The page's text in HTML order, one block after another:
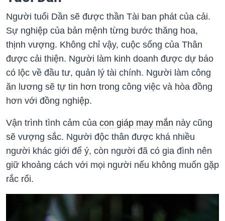
Người tuổi Dần sẽ được thần Tài ban phát của cải.
Sự nghiệp của bản mệnh từng bước thăng hoa,
thịnh vượng. Không chỉ vậy, cuộc sống của Thân
được cải thiện. Người làm kinh doanh được dự báo
có lộc về đầu tư, quản lý tài chính. Người làm công
ăn lương sẽ tự tin hơn trong công việc và hòa đồng
hơn với đồng nghiệp.
Vận trình tình cảm của con giáp may mắn này cũng
sẽ vượng sắc. Người độc thân được khá nhiều
người khác giới để ý, còn người đã có gia đình nên
giữ khoảng cách với mọi người nếu không muốn gặp
rắc rối.